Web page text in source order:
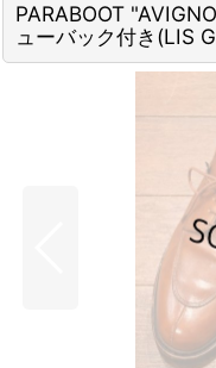
PARABOOT
ューバック付き(LIS